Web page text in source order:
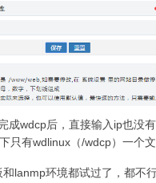
成wdcp后，直接输入ip也没
只有wdlinux（/wdcp）一个
和lanmp环境都试过了，都不